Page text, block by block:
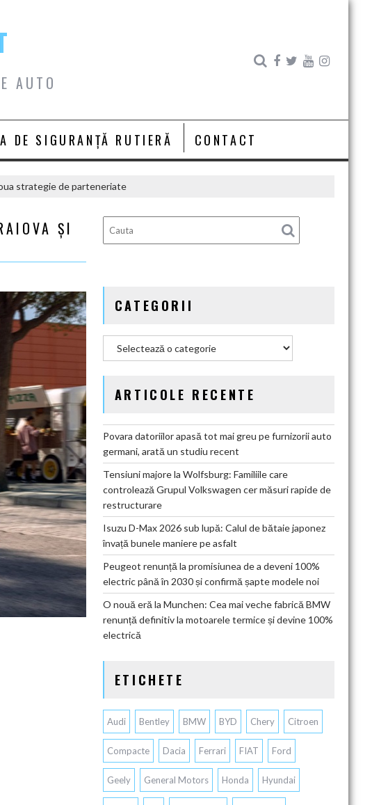
AUTO
DE SIGURANȚĂ RUTIERĂ CONTACT
strategie de parteneriate
ȘI
CATEGORII
ARTICOLE RECENTE
Povara datoriilor apasă tot mai greu pe furnizorii auto
germani, arată un studiu recent
Tensiuni majore la Wolfsburg: Familiile care
controlează Grupul Volkswagen cer măsuri rapide de
restructurare
Isuzu D-Max 2026 sub lupă: Calul de bătaie japonez
învață bunele maniere pe asfalt
Peugeot renunță la promisiunea de a deveni 100%
electric până în 2030 și confirmă șapte modele noi
O nouă eră la Munchen: Cea mai veche fabrică BMW
renunță definitiv la motoarele termice și devine 100%
electrică
ETICHETE
Audi Bentley BMW BYD Chery Citroen
Compacte Dacia Ferrari FIAT Ford
Geely General Motors Honda Hyundai